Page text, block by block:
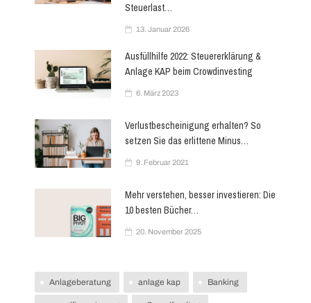
Steuerlast…
13. Januar 2026
Ausfüllhilfe 2022: Steuererklärung &
Anlage KAP beim Crowdinvesting
6. März 2023
Verlustbescheinigung erhalten? So
setzen Sie das erlittene Minus…
9. Februar 2021
Mehr verstehen, besser investieren: Die
10 besten Bücher…
20. November 2025
Anlageberatung anlage kap Banking